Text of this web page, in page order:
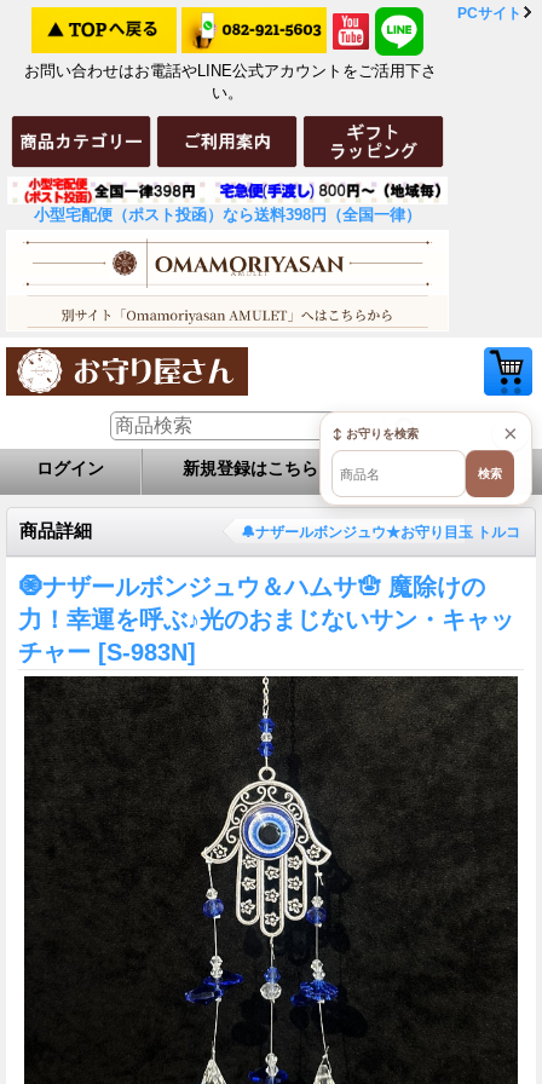
お問い合わせはお電話やLINE公式アカウントをご活用下さ
い。
小型宅配便（ポスト投函）なら送料398円（全国一律）
PCサイト
ログイン 新規登録はこちら お問い合せ
商品詳細 🔔ナザールボンジュウ★お守り目玉 トルコ
🧿ナザールボンジュウ＆ハムサ🪬 魔除けの
力！幸運を呼ぶ♪光のおまじないサン・キャッ
チャー [S-983N]
×
↕ お守りを検索
検索